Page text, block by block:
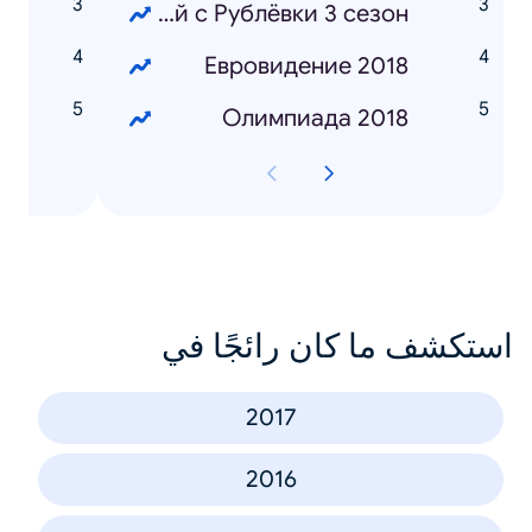
Полицейский с Рублёвки 3 сезон
Евровидение 2018
Олимпиада 2018
استكشف ما كان رائجًا في
2017
2016